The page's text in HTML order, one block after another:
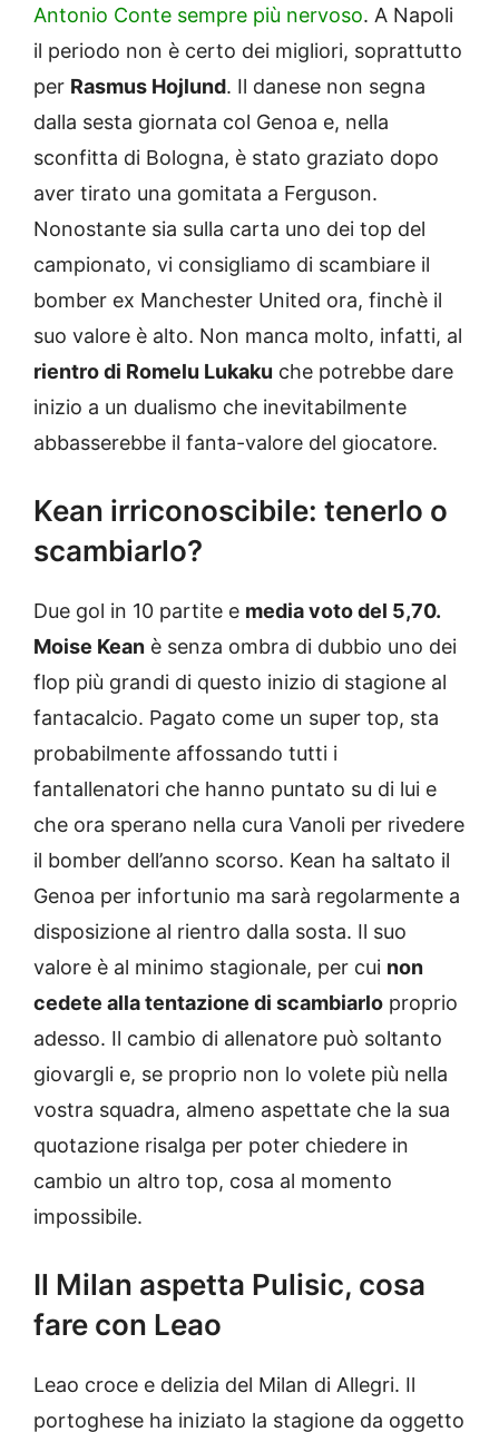
Antonio Conte sempre più nervoso. A Napoli
il periodo non è certo dei migliori, soprattutto
per Rasmus Hojlund. Il danese non segna
dalla sesta giornata col Genoa e, nella
sconfitta di Bologna, è stato graziato dopo
aver tirato una gomitata a Ferguson.
Nonostante sia sulla carta uno dei top del
campionato, vi consigliamo di scambiare il
bomber ex Manchester United ora, finchè il
suo valore è alto. Non manca molto, infatti, al
rientro di Romelu Lukaku che potrebbe dare
inizio a un dualismo che inevitabilmente
abbasserebbe il fanta-valore del giocatore.
Kean irriconoscibile: tenerlo o
scambiarlo?
Due gol in 10 partite e media voto del 5,70.
Moise Kean è senza ombra di dubbio uno dei
flop più grandi di questo inizio di stagione al
fantacalcio. Pagato come un super top, sta
probabilmente affossando tutti i
fantallenatori che hanno puntato su di lui e
che ora sperano nella cura Vanoli per rivedere
il bomber dell’anno scorso. Kean ha saltato il
Genoa per infortunio ma sarà regolarmente a
disposizione al rientro dalla sosta. Il suo
valore è al minimo stagionale, per cui non
cedete alla tentazione di scambiarlo proprio
adesso. Il cambio di allenatore può soltanto
giovargli e, se proprio non lo volete più nella
vostra squadra, almeno aspettate che la sua
quotazione risalga per poter chiedere in
cambio un altro top, cosa al momento
impossibile.
Il Milan aspetta Pulisic, cosa
fare con Leao
Leao croce e delizia del Milan di Allegri. Il
portoghese ha iniziato la stagione da oggetto